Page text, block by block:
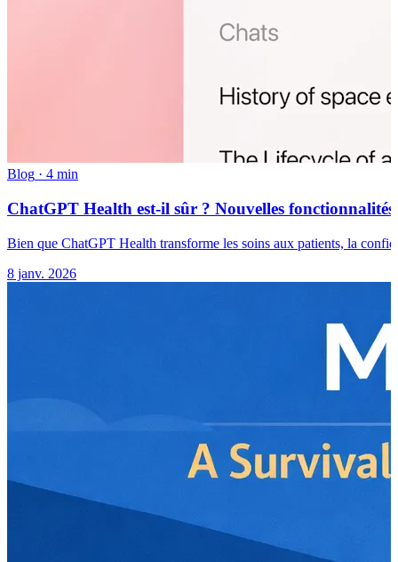
Blog · 4 min
ChatGPT Health est-il sûr ? Nouvelles
Bien que ChatGPT Health transforme les soins aux patients, la
8 janv. 2026